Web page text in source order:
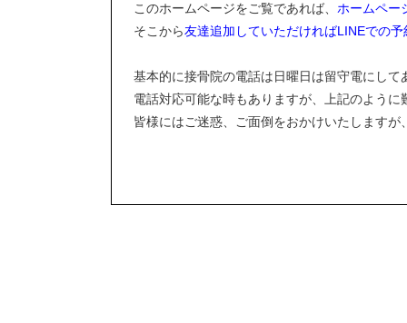
このホームページをご覧であれば、 ホームペー
そこから友達追加していただければLINEでの
基本的に接骨院の電話は日曜日は留守電にして
電話対応可能な時もありますが、上記のように
皆様にはご迷惑、ご面倒をおかけいたします